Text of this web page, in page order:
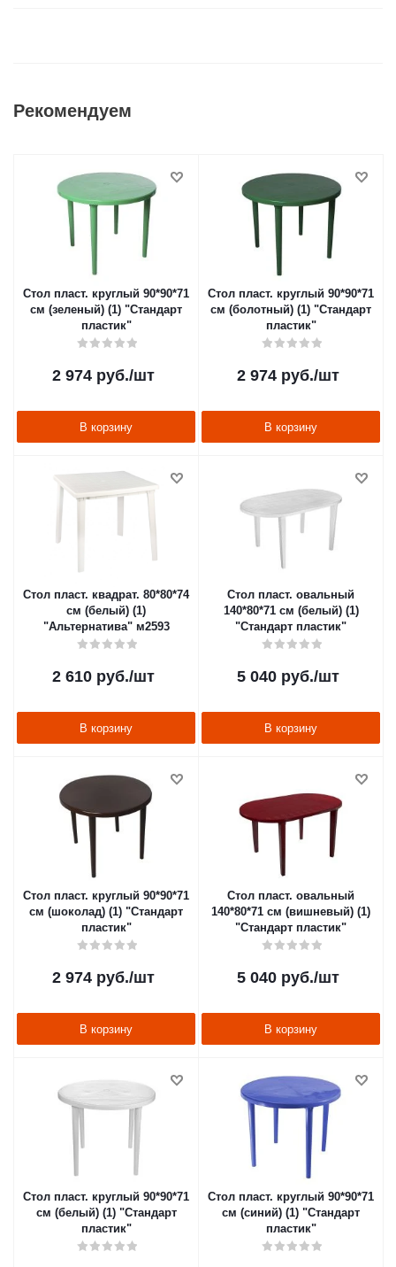
Рекомендуем
Стол пласт. круглый 90*90*71
см (зеленый) (1) "Стандарт
пластик"
2 974руб./шт
В корзину
Стол пласт. круглый 90*90*71
см (болотный) (1) "Стандарт
пластик"
2 974руб./шт
В корзину
Стол пласт. квадрат. 80*80*74
см (белый) (1)
"Альтернатива" м2593
2 610руб./шт
В корзину
Стол пласт. овальный
140*80*71 см (белый) (1)
"Стандарт пластик"
5 040руб./шт
В корзину
Стол пласт. круглый 90*90*71
см (шоколад) (1) "Стандарт
пластик"
2 974руб./шт
В корзину
Стол пласт. овальный
140*80*71 см (вишневый) (1)
"Стандарт пластик"
5 040руб./шт
В корзину
Стол пласт. круглый 90*90*71
см (белый) (1) "Стандарт
пластик"
Стол пласт. круглый 90*90*71
см (синий) (1) "Стандарт
пластик"